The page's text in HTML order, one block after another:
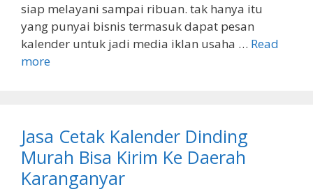
siap melayani sampai ribuan. tak hanya itu
yang punyai bisnis termasuk dapat pesan
kalender untuk jadi media iklan usaha … Read
more
Jasa Cetak Kalender Dinding
Murah Bisa Kirim Ke Daerah
Karanganyar